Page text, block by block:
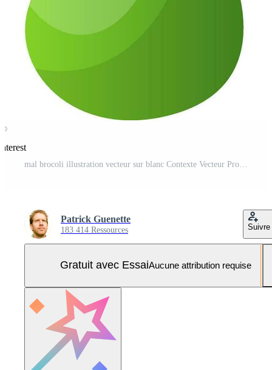
Patrick Guenette
183 414 Ressources Suivre
Gratuit avec EssaiAucune attribution requise